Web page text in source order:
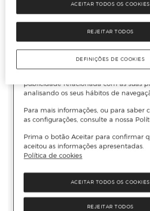
REJEITAR TODOS
ACEITAR TODOS OS COOKIES
DEFINIÇÕES DE COOKIES